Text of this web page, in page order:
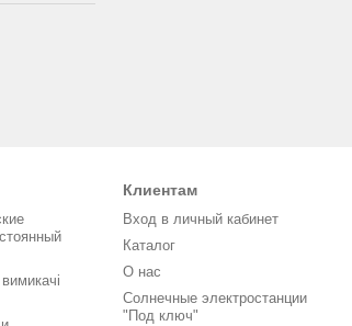
Клиентам
Вход в личный кабинет
Каталог
О нас
Солнечные электростанции
"Под ключ"